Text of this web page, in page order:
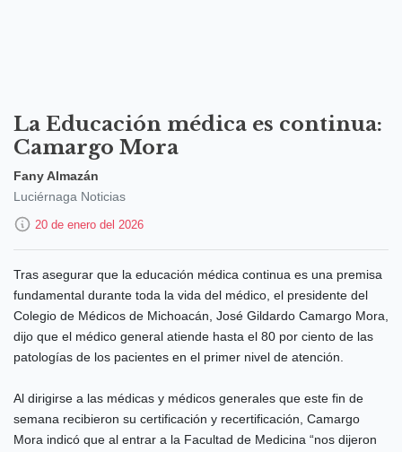
La Educación médica es continua:
Camargo Mora
Fany Almazán
Luciérnaga Noticias
20 de enero del 2026
Tras asegurar que la educación médica continua es una premisa
fundamental durante toda la vida del médico, el presidente del
Colegio de Médicos de Michoacán, José Gildardo Camargo Mora,
dijo que el médico general atiende hasta el 80 por ciento de las
patologías de los pacientes en el primer nivel de atención.
Al dirigirse a las médicas y médicos generales que este fin de
semana recibieron su certificación y recertificación, Camargo
Mora indicó que al entrar a la Facultad de Medicina “nos dijeron